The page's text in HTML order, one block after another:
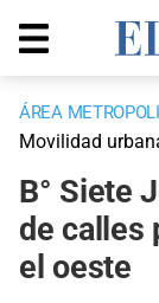
ÁREA
Movilidad
B° Siete
de calles
el oeste